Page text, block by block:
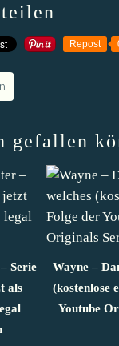
Repost
gefallen
Serie
als
Wayne –
(kostenlose
Youtube